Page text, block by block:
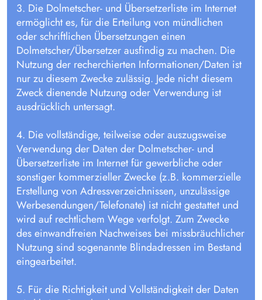
3. Die Dolmetscher- und Übersetzerliste im Internet
ermöglicht es, für die Erteilung von mündlichen
oder schriftlichen Übersetzungen einen
Dolmetscher/Übersetzer ausfindig zu machen. Die
Nutzung der recherchierten Informationen/Daten ist
nur zu diesem Zwecke zulässig. Jede nicht diesem
Zweck dienende Nutzung oder Verwendung ist
ausdrücklich untersagt.
4. Die vollständige, teilweise oder auszugsweise
Verwendung der Daten der Dolmetscher- und
Übersetzerliste im Internet für gewerbliche oder
sonstiger kommerzieller Zwecke (z.B. kommerzielle
Erstellung von Adressverzeichnissen, unzulässige
Werbesendungen/Telefonate) ist nicht gestattet und
wird auf rechtlichem Wege verfolgt. Zum Zwecke
des einwandfreien Nachweises bei missbräuchlicher
Nutzung sind sogenannte Blindadressen im Bestand
eingearbeitet.
5. Für die Richtigkeit und Vollständigkeit der Daten